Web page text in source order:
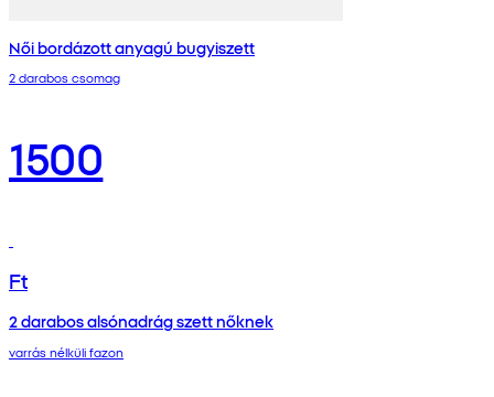
Női bordázott anyagú bugyiszett
2 darabos csomag
1500
Ft
2 darabos alsónadrág szett nőknek
varrás nélküli fazon